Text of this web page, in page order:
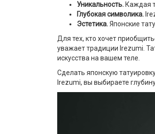
Уникальность. Каждая
Глубокая символика.
Эстетика.Японские
Для тех, кто хочет
уважает традиции Irezumi.
искусства на вашем теле.
Сделать японскую
Irezumi, вы выбираете